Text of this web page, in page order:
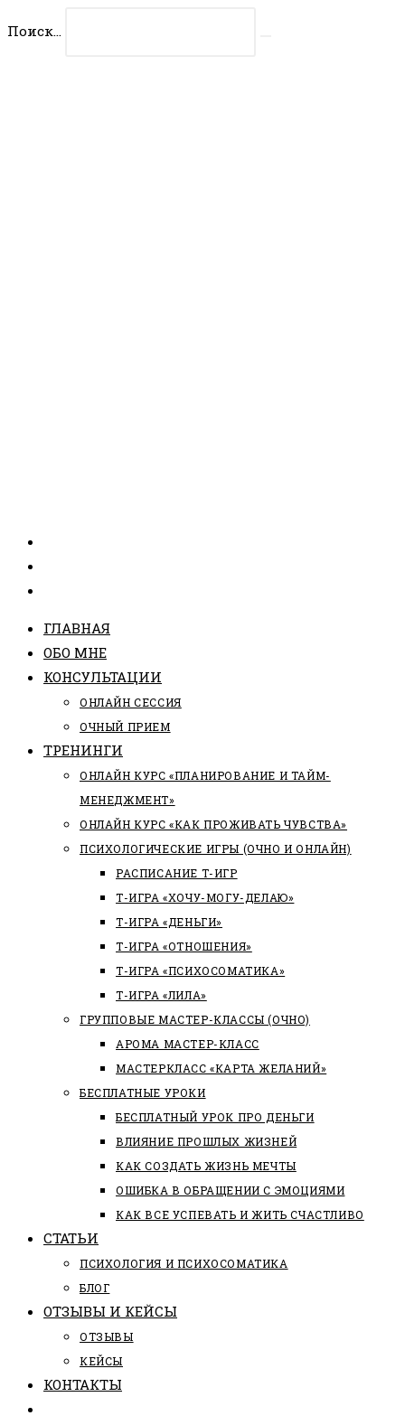
Поиск...
ГЛАВНАЯ
ОБО МНЕ
КОНСУЛЬТАЦИИ
ОНЛАЙН СЕССИЯ
ОЧНЫЙ ПРИЕМ
ТРЕНИНГИ
ОНЛАЙН КУРС «ПЛАНИРОВАНИЕ И ТАЙМ-
МЕНЕДЖМЕНТ»
ОНЛАЙН КУРС «КАК ПРОЖИВАТЬ ЧУВСТВА»
ПСИХОЛОГИЧЕСКИЕ ИГРЫ (ОЧНО И ОНЛАЙН)
РАСПИСАНИЕ Т-ИГР
Т-ИГРА «ХОЧУ-МОГУ-ДЕЛАЮ»
Т-ИГРА «ДЕНЬГИ»
Т-ИГРА «ОТНОШЕНИЯ»
Т-ИГРА «ПСИХОСОМАТИКА»
Т-ИГРА «ЛИЛА»
ГРУППОВЫЕ МАСТЕР-КЛАССЫ (ОЧНО)
АРОМА МАСТЕР-КЛАСС
МАСТЕРКЛАСС «КАРТА ЖЕЛАНИЙ»
БЕСПЛАТНЫЕ УРОКИ
БЕСПЛАТНЫЙ УРОК ПРО ДЕНЬГИ
ВЛИЯНИЕ ПРОШЛЫХ ЖИЗНЕЙ
КАК СОЗДАТЬ ЖИЗНЬ МЕЧТЫ
ОШИБКА В ОБРАЩЕНИИ С ЭМОЦИЯМИ
КАК ВСЕ УСПЕВАТЬ И ЖИТЬ СЧАСТЛИВО
СТАТЬИ
ПCИХОЛОГИЯ И ПСИХОСОМАТИКА
БЛОГ
ОТЗЫВЫ И КЕЙСЫ
ОТЗЫВЫ
КЕЙСЫ
КОНТАКТЫ